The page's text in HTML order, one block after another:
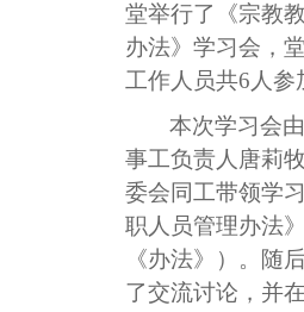
堂举行了《宗教
办法》学习会，
工作人员共6人参
本次学习会
事工负责人唐莉
委会同工带领学
职人员管理办法
《办法》）。随
了交流讨论，并